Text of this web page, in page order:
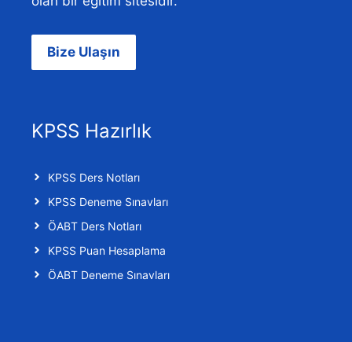
Bize Ulaşın
KPSS Hazırlık
KPSS Ders Notları
KPSS Deneme Sınavları
ÖABT Ders Notları
KPSS Puan Hesaplama
ÖABT Deneme Sınavları